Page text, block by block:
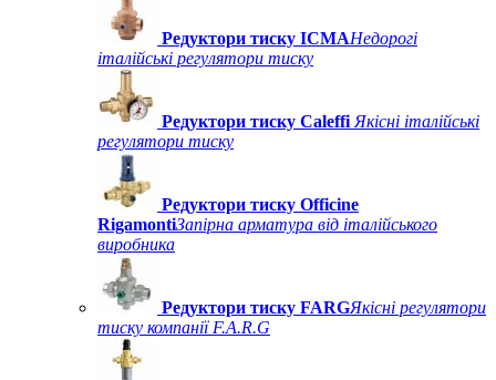
Редуктори тиску ICMAНедорогі
італійські регулятори тиску
Редуктори тиску Caleffi Якісні італійські
регулятори тиску
Редуктори тиску Officine
RigamontiЗапірна арматура від італійського
виробника
Редуктори тиску FARGЯкісні регулятори
тиску компанії F.A.R.G